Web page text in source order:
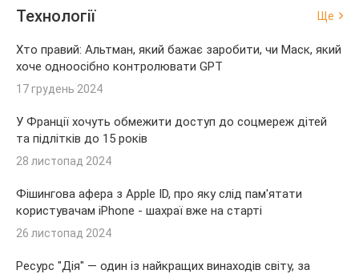
Технології Ще
Хто правий: Альтман, який бажає заробити, чи Маск, який
хоче одноосібно контролювати GPT
17 грудень 2024
У Франції хочуть обмежити доступ до соцмереж дітей
та підлітків до 15 років
28 листопад 2024
Фішингова афера з Apple ID, про яку слід пам'ятати
користувачам iPhone - шахраї вже на старті
26 листопад 2024
Ресурс "Дія" — один із найкращих винаходів світу, за